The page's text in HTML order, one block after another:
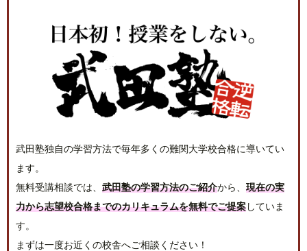
武田塾独自の学習方法で毎年多くの難関大学校合格に導いてい
ます。
無料受講相談では、 武田塾の学習方法のご紹介から、 現在の実
力から志望校合格までのカリキュラムを無料でご提案していま
す。
まずは一度お近くの校舎へご相談ください！